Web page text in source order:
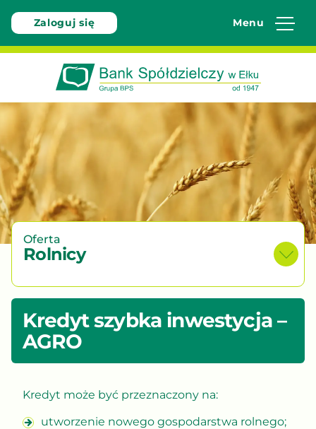
Menu
Zaloguj się
Bank
Spółdzielczy
w
Ełku
-
W
pełni
bezpieczny
bo
polski
Oferta
Rolnicy
Kredyt szybka inwestycja –
AGRO
Kredyt może być przeznaczony na:
utworzenie nowego gospodarstwa rolnego;